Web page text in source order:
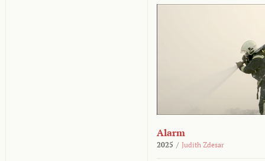
Alarm
2025 / Judith Zdesar